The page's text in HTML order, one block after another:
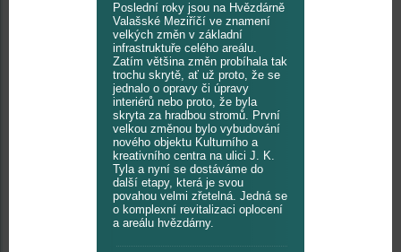
Poslední roky jsou na Hvězdárně
Valašské Meziříčí ve znamení
velkých změn v základní
infrastruktuře celého areálu.
Zatím většina změn probíhala tak
trochu skrytě, ať už proto, že se
jednalo o opravy či úpravy
interiérů nebo proto, že byla
skryta za hradbou stromů. První
velkou změnou bylo vybudování
nového objektu Kulturního a
kreativního centra na ulici J. K.
Tyla a nyní se dostáváme do
další etapy, která je svou
povahou velmi zřetelná. Jedná se
o komplexní revitalizaci oplocení
a areálu hvězdárny.